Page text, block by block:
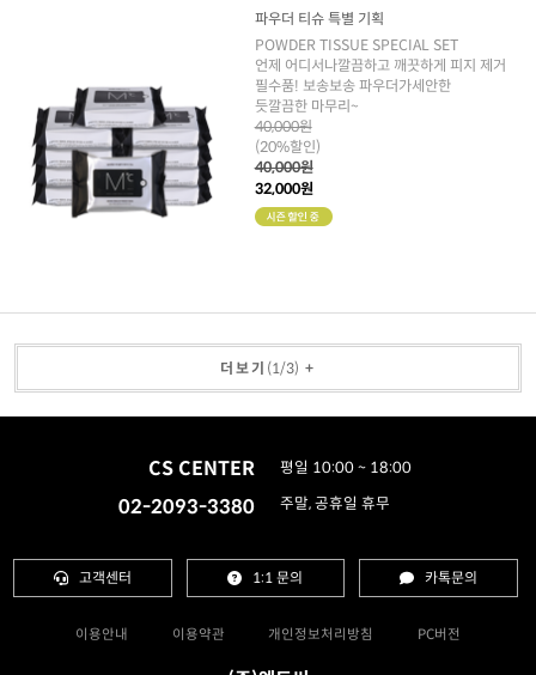
파우더 티슈 특별 기획
POWDER TISSUE SPECIAL SET
언제 어디서나깔끔하고 깨끗하게 피지 제거
필수품! 보송보송 파우더가세안한
듯깔끔한 마무리~
40,000원
(20%할인)
40,000원
32,000원
더보기 (1/3) +
CS CENTER
02-2093-3380
평일 10:00 ~ 18:00
주말, 공휴일 휴무
고객센터 1:1 문의 카톡문의
이용안내 이용약관 개인정보처리방침 PC버전